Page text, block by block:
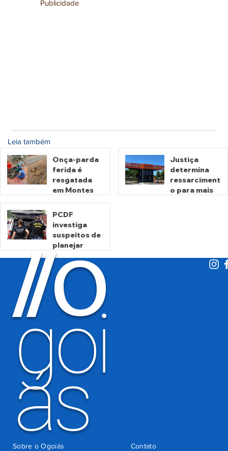
Publicidade
Leia também
Onça-parda
ferida é
resgatada
em Montes
Goiás
há 17 horas
Justiça
determina
ressarciment
o para mais
PCDF
investiga
suspeitos de
planejar
atentados no
período
eleitoral
há 3 dias
//O
goi
ás Contato
Sobre o Ogoiás